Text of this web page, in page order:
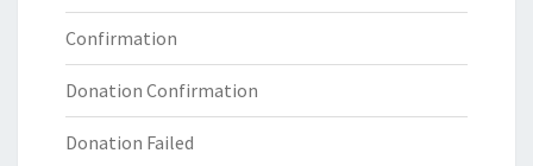
Confirmation
Donation Confirmation
Donation Failed